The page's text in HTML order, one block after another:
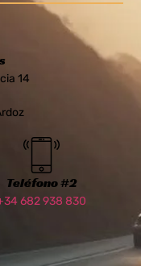
14
Teléfono #2
682 938 830